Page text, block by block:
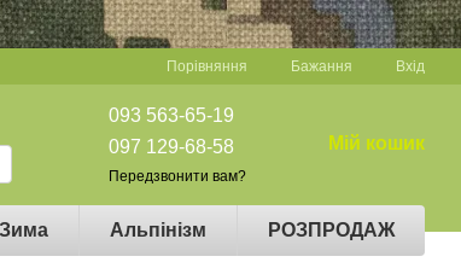
Порівняння Бажання Вхід
093 563-65-19
097 129-68-58
Передзвонити вам?
Мій кошик
Зима Альпінізм РОЗПРОДАЖ